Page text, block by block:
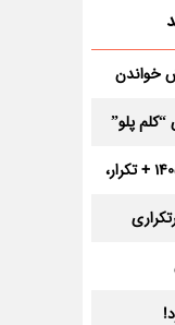
خواندن
پلو”
ساعت جدید پخش مردان آهنین 1405 + تکرار،